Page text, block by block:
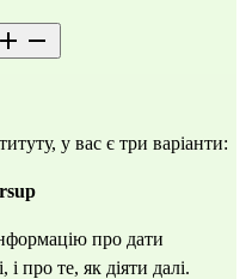
у вас є три варіанти:
про дати
і про те, як діяти далі.